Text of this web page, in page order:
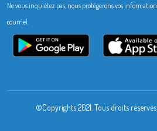
Ne vous inquiétez pas, nous protégerons vos
courriel.
©Copyrights 2021. Tous droits